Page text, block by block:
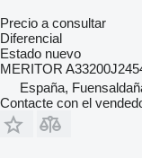
Precio a consultar
Diferencial
Estado nuevo
MERITOR
España,
Contacte con el